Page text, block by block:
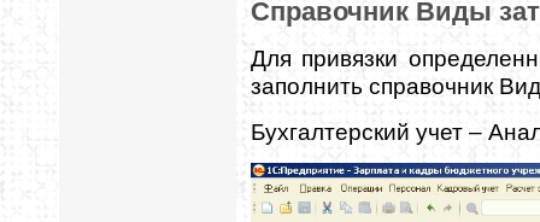
Справочник Виды
Для привязки
заполнить справочник
Бухгалтерский учет –